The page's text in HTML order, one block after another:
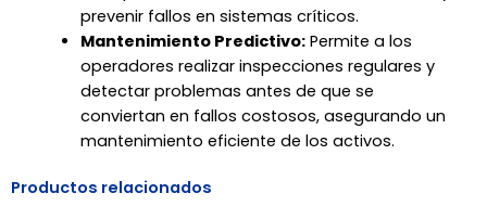
prevenir fallos en sistemas críticos.
Mantenimiento Predictivo:Permite a los
operadores realizar inspecciones regulares y
detectar problemas antes de que se
conviertan en fallos costosos, asegurando un
mantenimiento eficiente de los activos.
Productos relacionados